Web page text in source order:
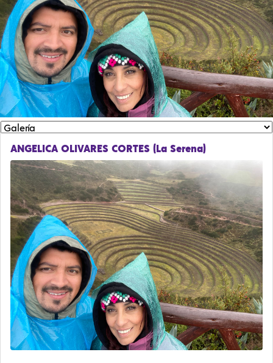
ANGELICA OLIVARES CORTES (La Serena)